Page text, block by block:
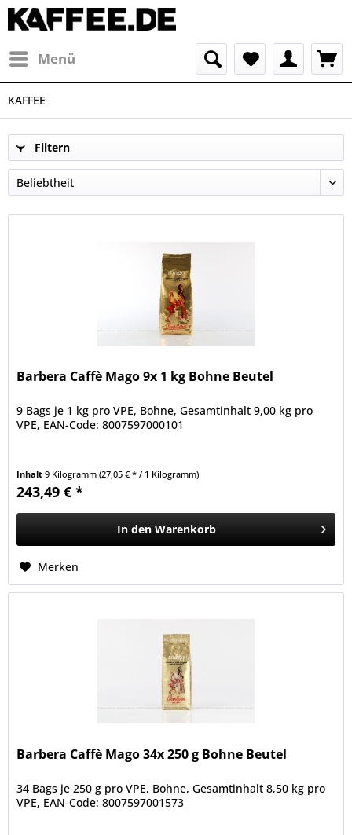
Menü
KAFFEE
Filtern
Barbera Caffè Mago 9x 1 kg Bohne Beutel
9 Bags je 1 kg pro VPE, Bohne, Gesamtinhalt 9,00 kg pro
VPE, EAN-Code: 8007597000101
Inhalt9 Kilogramm(27,05 € * / 1 Kilogramm)
243,49 € *
In den Warenkorb
Merken
Barbera Caffè Mago 34x 250 g Bohne Beutel
34 Bags je 250 g pro VPE, Bohne, Gesamtinhalt 8,50 kg pro
VPE, EAN-Code: 8007597001573